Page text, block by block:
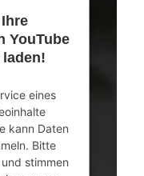
Consent
eRecht24
YouTube
eines
kann Daten
Bitte
stimmen